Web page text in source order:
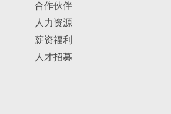
合作伙伴
人力资源
薪资福利
人才招募